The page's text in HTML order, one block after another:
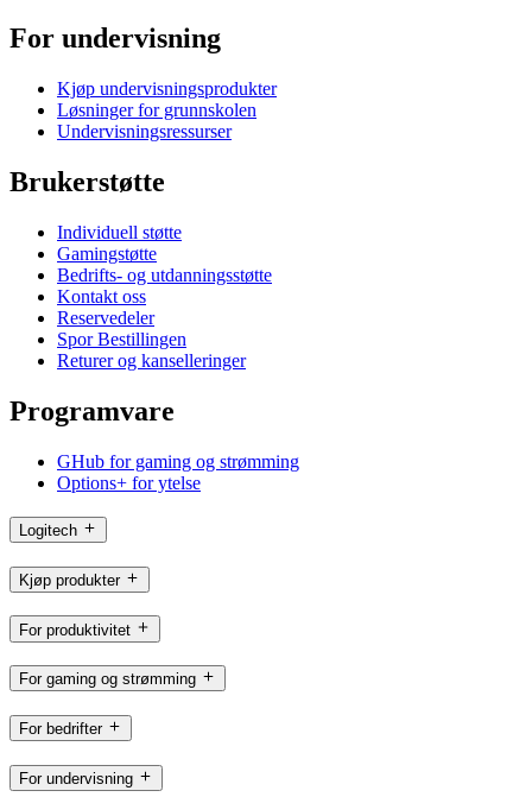
For undervisning
Kjøp undervisningsprodukter
Løsninger for grunnskolen
Undervisningsressurser
Brukerstøtte
Individuell støtte
Gamingstøtte
Bedrifts- og utdanningsstøtte
Kontakt oss
Reservedeler
Spor Bestillingen
Returer og kanselleringer
Programvare
GHub for gaming og strømming
Options+ for ytelse
Logitech
Kjøp produkter
For produktivitet
For gaming og strømming
For bedrifter
For undervisning